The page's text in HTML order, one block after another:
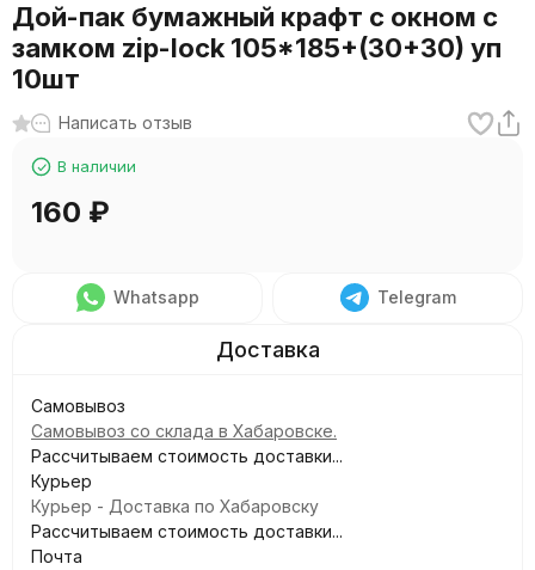
Дой-пак бумажный крафт с окном с
замком zip-lock 105*185+(30+30) уп
10шт
Написать отзыв
В наличии
160 ₽
Whatsapp Telegram
Самовывоз
Самовывоз со склада в Хабаровске.
Рассчитываем стоимость доставки...
Курьер
Курьер - Доставка по Хабаровску
Рассчитываем стоимость доставки...
Почта